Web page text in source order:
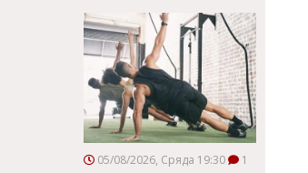
05/08/2026, Сряда 19:30 1